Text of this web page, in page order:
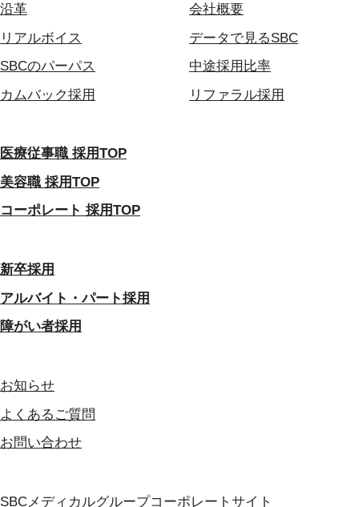
沿革
会社概要
リアルボイス
データで見るSBC
SBCのパーパス
中途採用比率
カムバック採用
リファラル採用
医療従事職 採用TOP
美容職 採用TOP
コーポレート 採用TOP
新卒採用
アルバイト・パート採用
障がい者採用
お知らせ
よくあるご質問
お問い合わせ
SBCメディカルグループコーポレートサイト